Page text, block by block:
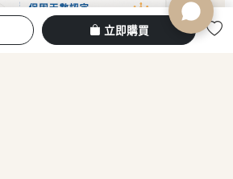
立即購買